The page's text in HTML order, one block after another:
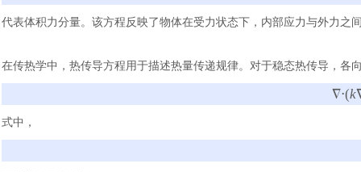
代表体积力分量。该方程反映了物体在受力状态下，内部应力与外力之
在传热学中，热传导方程用于描述热量传递规律。对于稳态热传导，各
∇⋅(k
式中，